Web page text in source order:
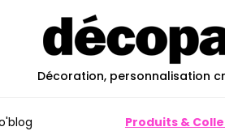
Décoration, personnalisation
Produits &